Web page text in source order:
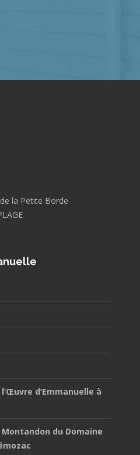
la Petite Borde
d’Emmanuelle à
Montandon du Domaine